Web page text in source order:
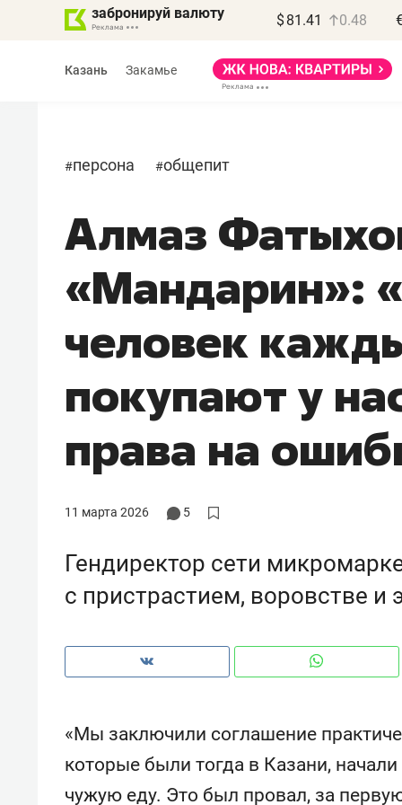
забронируй валюту $ 81.41 0.48
Казань Закамье
#персона #общепит
Алмаз
«Мандарин»:
человек
покупают у
права на
11 марта 2026 5
Гендиректор сети
с пристрастием, воровстве и
«Мы заключили соглашение
которые были тогда в Казани,
чужую еду. Это был провал, за
Рекомендуем
Опыт выживания в дикой
природе, работа
с ментальным и физическим
и
в